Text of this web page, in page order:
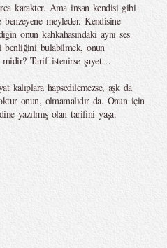
karakter. Ama insan kendisi gibi
meyleder. Kendisine
onun kahkahasındaki aynı ses
benliğini bulabilmek, onun
midir? Tarif istenirse şayet…
kalıplara hapsedilemezse, aşk da
onun, olmamalıdır da. Onun için
yazılmış olan tarifini yaşa.